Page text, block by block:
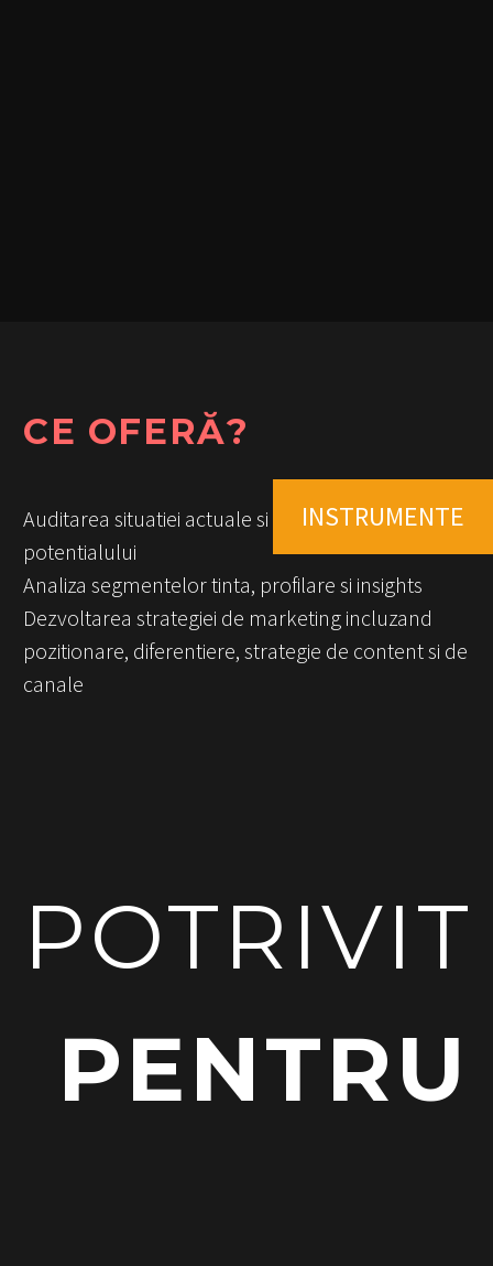
CE OFERĂ?
Auditarea situatiei actuale si identificarea
potentialului
Analiza segmentelor tinta, profilare si insights
Dezvoltarea strategiei de marketing incluzand
pozitionare, diferentiere, strategie de content si de
canale
POTRIVIT
PENTRU
INSTRUMENTE